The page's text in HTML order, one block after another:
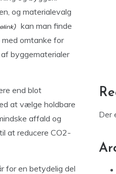
og materialevalg
kan man finde
omtanke for
byggematerialer
end blot
at vælge holdbare
affald og
at reducere CO2-
for en betydelig del
Der